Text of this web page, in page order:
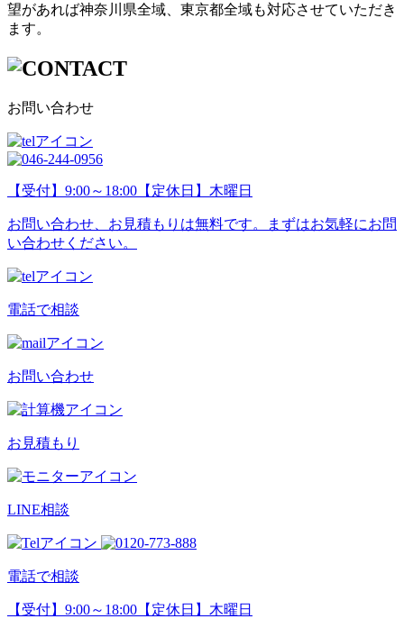
望があれば神奈川県全域、東京都全域も対応させていただき
ます。
お問い合わせ
【受付】9:00～18:00【定休日】木曜日
お問い合わせ、お見積もりは無料です。まずはお気軽にお問
い合わせください。
電話で相談
お問い合わせ
お見積もり
LINE相談
電話で相談
【受付】9:00～18:00【定休日】木曜日